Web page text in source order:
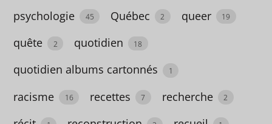
Berlin
grandir
26
bio
psychologie 45 Québec 2 queer 19
quête 2 quotidien 18
quotidien albums cartonnés 1
racisme 16 recettes 7 recherche 2